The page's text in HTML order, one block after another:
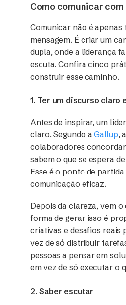
Como comunicar com
Comunicar não é apenas
mensagem. É criar um
dupla, onde a liderança
escuta. Confira cinco
construir esse caminho.
1. Ter um discurso claro
Antes de inspirar, um
claro. Segundo aGallup,
colaboradores
sabem o que se espera
Esse é o ponto de partida
comunicação eficaz.
Depois da clareza, vem o
forma de gerar isso é
criativas e desafios reais
vez de só distribuir
pessoas a pensar em
em vez de só executar o
2. Saber escutar